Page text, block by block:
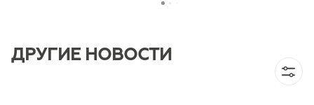
ДРУГИЕ НОВОСТИ